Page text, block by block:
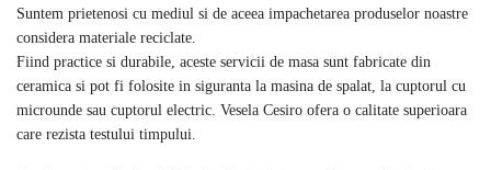
Suntem prietenosi cu mediul si de aceea impachetarea produselor noastre
considera materiale reciclate.
Fiind practice si durabile, aceste servicii de masa sunt fabricate din
ceramica si pot fi folosite in siguranta la masina de spalat, la cuptorul cu
microunde sau cuptorul electric. Vesela Cesiro ofera o calitate superioara
care rezista testului timpului.